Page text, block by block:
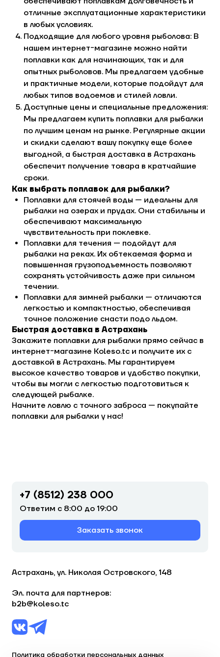
отличные эксплуатационные характеристики
в любых условиях.
Подходящие для любого уровня рыболова: В
нашем интернет-магазине можно найти
поплавки как для начинающих, так и для
опытных рыболовов. Мы предлагаем удобные
и практичные модели, которые подойдут для
любых типов водоемов и стилей ловли.
Доступные цены и специальные предложения:
Мы предлагаем купить поплавки для рыбалки
по лучшим ценам на рынке. Регулярные акции
и скидки сделают вашу покупку еще более
выгодной, а быстрая доставка в Астрахань
обеспечит получение товара в кратчайшие
сроки.
Как выбрать поплавок для рыбалки?
Поплавки для стоячей воды — идеальны для
рыбалки на озерах и прудах. Они стабильны и
обеспечивают максимальную
чувствительность при поклевке.
Поплавки для течения — подойдут для
рыбалки на реках. Их обтекаемая форма и
повышенная грузоподъемность позволяют
сохранять устойчивость даже при сильном
течении.
Поплавки для зимней рыбалки — отличаются
легкостью и компактностью, обеспечивая
точное положение снасти подо льдом.
Быстрая доставка в Астрахань
Закажите поплавки для рыбалки прямо сейчас в
интернет-магазине Koleso.tc и получите их с
доставкой в Астрахань. Мы гарантируем
высокое качество товаров и удобство покупки,
чтобы вы могли с легкостью подготовиться к
следующей рыбалке.
Начните ловлю с точного заброса — покупайте
поплавки для рыбалки у нас!
+7 (8512) 238 000
Ответим с 8:00 до 19:00
Заказать звонок
Астрахань, ул. Николая Островского, 148
Эл. почта для партнеров:
b2b@koleso.tc
Политика обработки персональных данных